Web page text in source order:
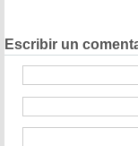
Escribir un